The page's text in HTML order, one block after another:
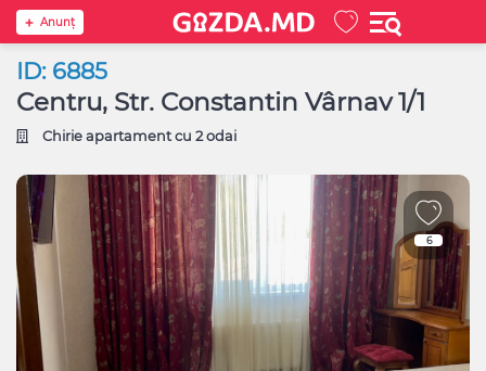
Anunţ
ID: 6885
Centru, Str. Constantin Vârnav 1/1
Chirie apartament cu 2 odai
6